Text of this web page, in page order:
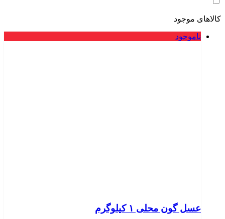
کالاهای موجود
ناموجود
عسل گون محلی ۱ کیلوگرم